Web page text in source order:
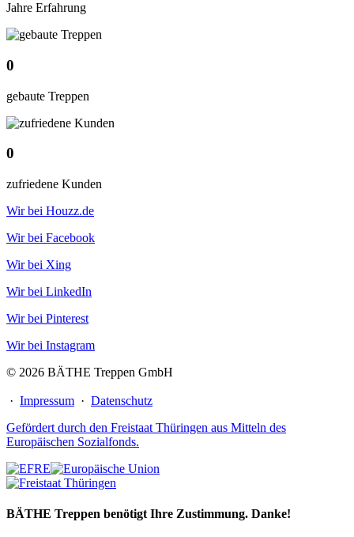
Jahre Erfahrung
0
gebaute Treppen
0
zufriedene Kunden
Wir bei Houzz.de
Wir bei Facebook
Wir bei Xing
Wir bei LinkedIn
Wir bei Pinterest
Wir bei Instagram
© 2026 BÄTHE Treppen GmbH
· Impressum · Datenschutz
Gefördert durch den Freistaat Thüringen aus Mitteln des
Europäischen Sozialfonds.
BÄTHE Treppen benötigt Ihre Zustimmung. Danke!